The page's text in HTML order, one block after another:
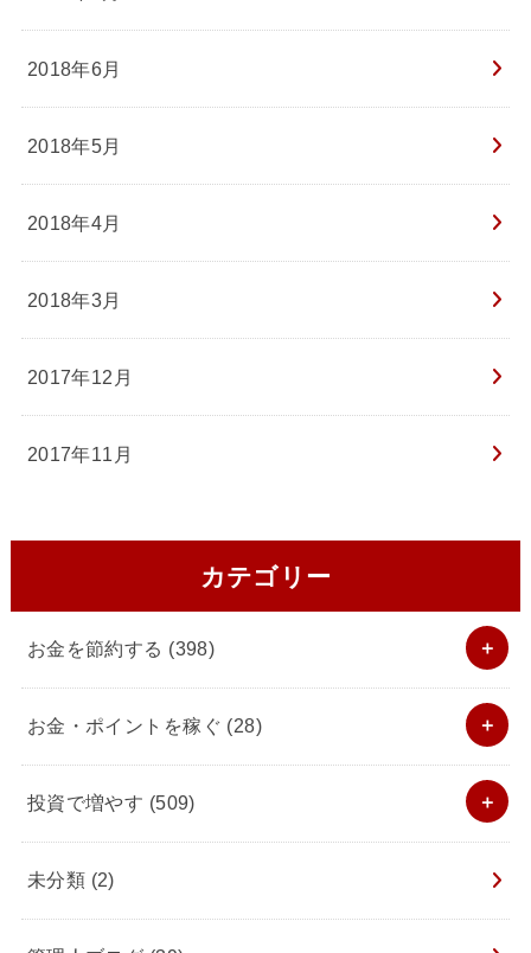
2018年6月
2018年5月
2018年4月
2018年3月
2017年12月
2017年11月
カテゴリー
お金を節約する (398)
お金・ポイントを稼ぐ (28)
投資で増やす (509)
未分類 (2)